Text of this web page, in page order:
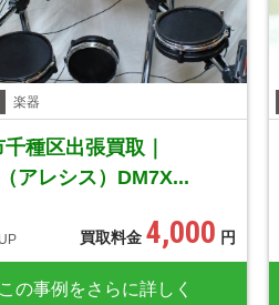
楽器
種区出張買取｜
アレシス）DM7X...
買取料金 4,000 円
この事例をさらに詳しく